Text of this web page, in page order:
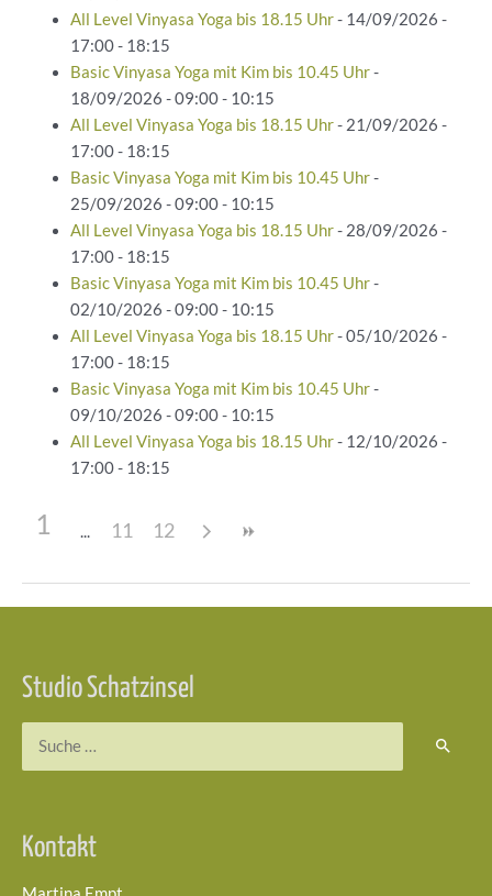
All Level Vinyasa Yoga bis 18.15 Uhr- 14/09/2026 -
17:00 - 18:15
Basic Vinyasa Yoga mit Kim bis 10.45 Uhr-
18/09/2026 - 09:00 - 10:15
All Level Vinyasa Yoga bis 18.15 Uhr- 21/09/2026 -
17:00 - 18:15
Basic Vinyasa Yoga mit Kim bis 10.45 Uhr-
25/09/2026 - 09:00 - 10:15
All Level Vinyasa Yoga bis 18.15 Uhr- 28/09/2026 -
17:00 - 18:15
Basic Vinyasa Yoga mit Kim bis 10.45 Uhr-
02/10/2026 - 09:00 - 10:15
All Level Vinyasa Yoga bis 18.15 Uhr- 05/10/2026 -
17:00 - 18:15
Basic Vinyasa Yoga mit Kim bis 10.45 Uhr-
09/10/2026 - 09:00 - 10:15
All Level Vinyasa Yoga bis 18.15 Uhr- 12/10/2026 -
17:00 - 18:15
1 11 12
Studio Schatzinsel
Kontakt